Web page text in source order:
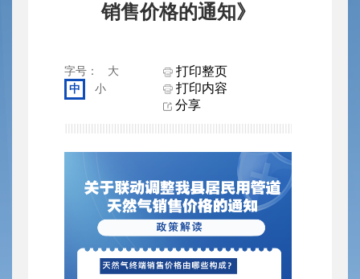
销售价格的通知》
字号：
大
中
小
打印整页
打印内容
分享